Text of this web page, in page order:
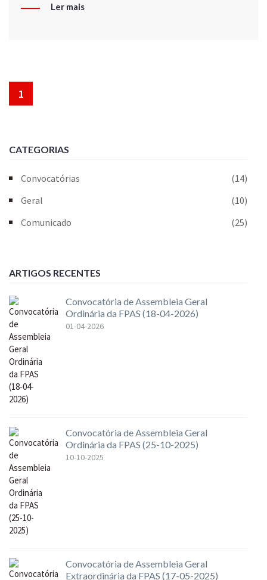
Ler mais
1
CATEGORIAS
Convocatórias
(14)
Geral
(10)
Comunicado
(25)
ARTIGOS RECENTES
Convocatória de Assembleia Geral
Ordinária da FPAS (18-04-2026)
01-04-2026
Convocatória de Assembleia Geral
Ordinária da FPAS (25-10-2025)
10-10-2025
Convocatória de Assembleia Geral
Extraordinária da FPAS (17-05-2025)